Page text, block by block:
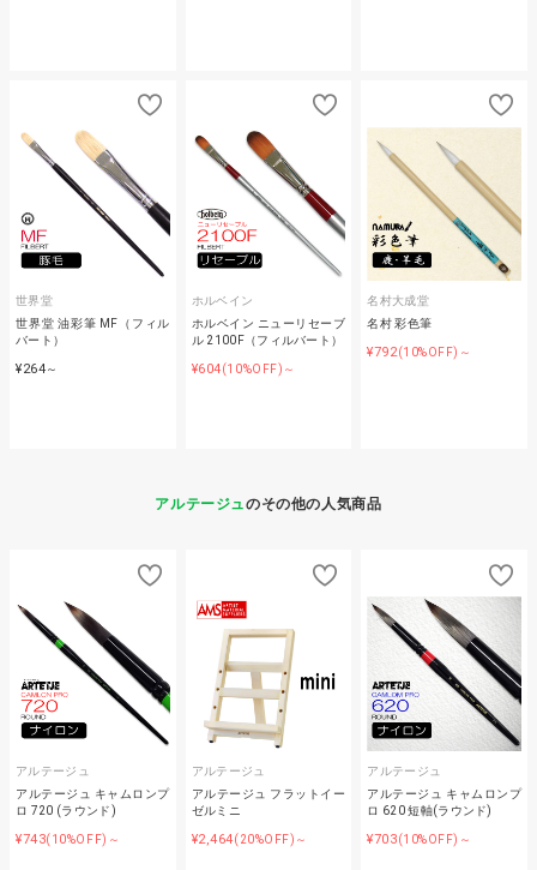
世界堂
世界堂 油彩筆 MF（フィル
バート）
¥264～
ホルベイン
ホルベイン ニューリセーブ
ル 2100F（フィルバート）
¥604(10%OFF)～
名村大成堂
名村 彩色筆
¥792(10%OFF)～
アルテージュのその他の人気商品
アルテージュ
アルテージュ キャムロンプ
ロ 720 (ラウンド)
¥743(10%OFF)～
アルテージュ
アルテージュ フラットイー
ゼルミニ
¥2,464(20%OFF)～
アルテージュ
アルテージュ キャムロンプ
ロ 620 短軸(ラウンド)
¥703(10%OFF)～